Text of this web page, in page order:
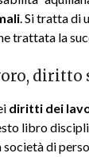
. Si tratta di
trattata la
diritti dei
libro
società di